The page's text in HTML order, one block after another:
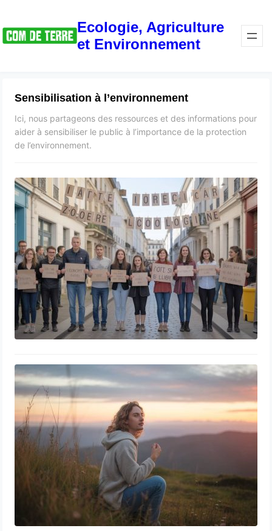
Ecologie, Agriculture
et Environnement
Sensibilisation à l’environnement
Ici, nous partageons des ressources et des informations pour
aider à sensibiliser le public à l’importance de la protection
de l’environnement.
Comment organiser une fête de
quartier zéro déchet pour sensibiliser
ses voisins à l’écologie
Effet de la testostérone sur le mental
: quelle influence sur nos
comportements et notre rapport à la
nature